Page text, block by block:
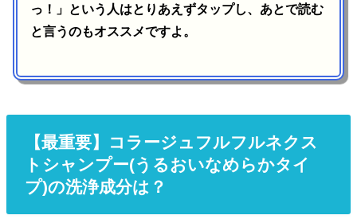
っ！」という人はとりあえずタップし、あとで読む
と言うのもオススメですよ。
【最重要】コラージュフルフルネクス
トシャンプー(うるおいなめらかタイ
プ)の洗浄成分は？